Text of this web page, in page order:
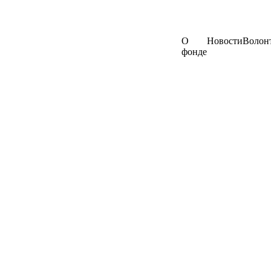
О
фонде
Новости